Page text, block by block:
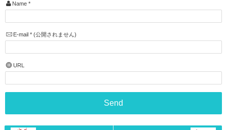
Name *
E-mail *(公開されません)
URL